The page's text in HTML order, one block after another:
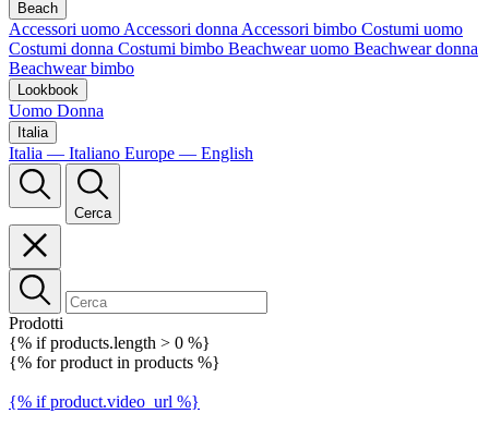
Beach
Accessori uomo Accessori donna Accessori bimbo Costumi uomo
Costumi donna Costumi bimbo Beachwear uomo Beachwear donna
Beachwear bimbo
Lookbook
Uomo Donna
Italia
Italia — Italiano Europe — English
Cerca
Prodotti
{% if products.length > 0 %}
{% for product in products %}
{% if product.video_url %}